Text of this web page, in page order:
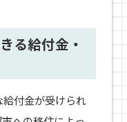
る給付金・
付金が受けられ